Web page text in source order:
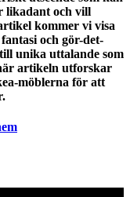
likadant och vill
kommer vi visa
och gör-det-
till unika uttalande som
artikeln utforskar
möblerna för att